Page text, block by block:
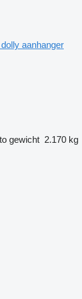
aanhanger
gewicht 2.170 kg